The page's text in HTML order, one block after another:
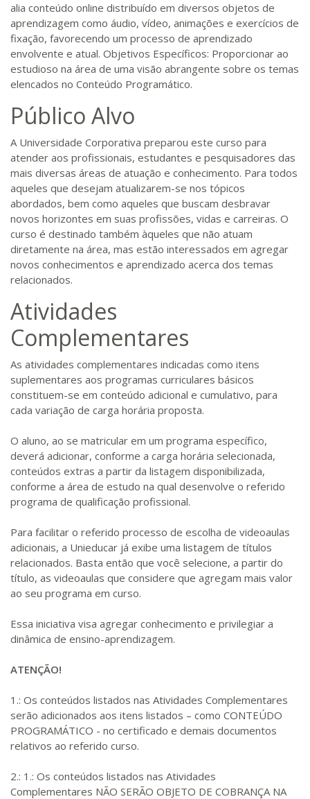
alia conteúdo online distribuído em diversos objetos de
aprendizagem como áudio, vídeo, animações e exercícios de
fixação, favorecendo um processo de aprendizado
envolvente e atual. Objetivos Específicos: Proporcionar ao
estudioso na área de uma visão abrangente sobre os temas
elencados no Conteúdo Programático.
Público Alvo
A Universidade Corporativa preparou este curso para
atender aos profissionais, estudantes e pesquisadores das
mais diversas áreas de atuação e conhecimento. Para todos
aqueles que desejam atualizarem-se nos tópicos
abordados, bem como aqueles que buscam desbravar
novos horizontes em suas profissões, vidas e carreiras. O
curso é destinado também àqueles que não atuam
diretamente na área, mas estão interessados em agregar
novos conhecimentos e aprendizado acerca dos temas
relacionados.
Atividades
Complementares
As atividades complementares indicadas como itens
suplementares aos programas curriculares básicos
constituem-se em conteúdo adicional e cumulativo, para
cada variação de carga horária proposta.
O aluno, ao se matricular em um programa específico,
deverá adicionar, conforme a carga horária selecionada,
conteúdos extras a partir da listagem disponibilizada,
conforme a área de estudo na qual desenvolve o referido
programa de qualificação profissional.
Para facilitar o referido processo de escolha de videoaulas
adicionais, a Unieducar já exibe uma listagem de títulos
relacionados. Basta então que você selecione, a partir do
título, as videoaulas que considere que agregam mais valor
ao seu programa em curso.
Essa iniciativa visa agregar conhecimento e privilegiar a
dinâmica de ensino-aprendizagem.
ATENÇÃO!
1.: Os conteúdos listados nas Atividades Complementares
serão adicionados aos itens listados – como CONTEÚDO
PROGRAMÁTICO - no certificado e demais documentos
relativos ao referido curso.
2.: 1.: Os conteúdos listados nas Atividades
Complementares NÃO SERÃO OBJETO DE COBRANÇA NA